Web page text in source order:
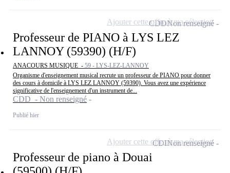
Professeur de PIANO à LYS LEZ
LANNOY (59390) (H/F)
ANACOURS MUSIQUE - 59 - LYS-LEZ-LANNOY
Organisme d'enseignement musical recrute un professeur de PIANO pour donner
des cours à domicile à LYS LEZ LANNOY (59390). Vous avez une expérience
significative de l'enseignement d'un instrument de...
CDD - Non renseigné
Publié hier
CDDNon renseigné
Ajouter cette offre à ma sélection
Professeur de piano à Douai
CDINon renseigné
Ajouter cette offre à ma sélection